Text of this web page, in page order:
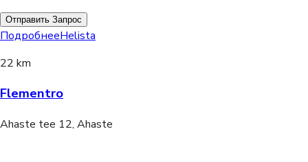
Отправить Запрос
ПодробнееHelista
22 km
Flementro
Ahaste tee 12, Ahaste